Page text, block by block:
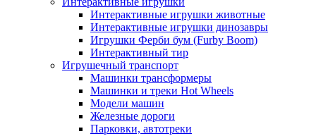
Интерактивные игрушки животные
Интерактивные игрушки динозавры
Игрушки Ферби бум (Furby Boom)
Интерактивный тир
Игрушечный транспорт
Машинки трансформеры
Машинки и треки Hot Wheels
Модели машин
Железные дороги
Парковки, автотреки